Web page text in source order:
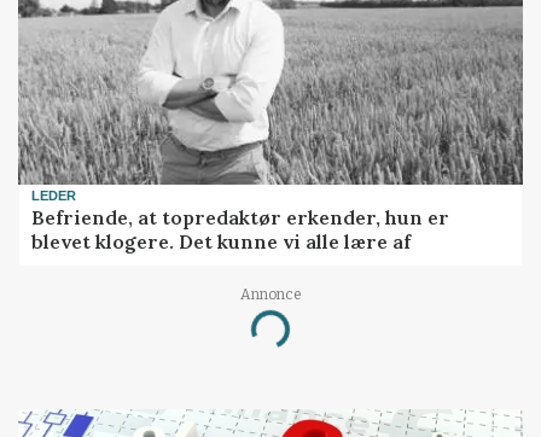
LEDER
Befriende, at topredaktør erkender, hun er
blevet klogere. Det kunne vi alle lære af
Annonce
Loading...